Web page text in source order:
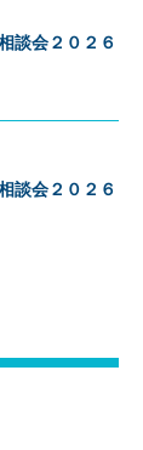
談会２０２６
談会２０２６